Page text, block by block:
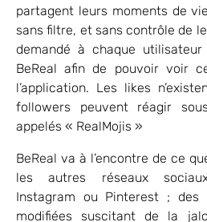
partagent leurs moments de
sans filtre, et sans contrôle de
demandé à chaque
BeReal afin de pouvoir voir
l’application. Les likes
followers peuvent réagir
appelés « RealMojis »
BeReal va à l’encontre de ce
les autres réseaux
Instagram ou Pinterest ; des
modifiées suscitant de la